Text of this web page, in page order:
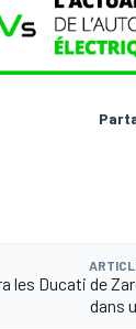
les Ducati de
dans